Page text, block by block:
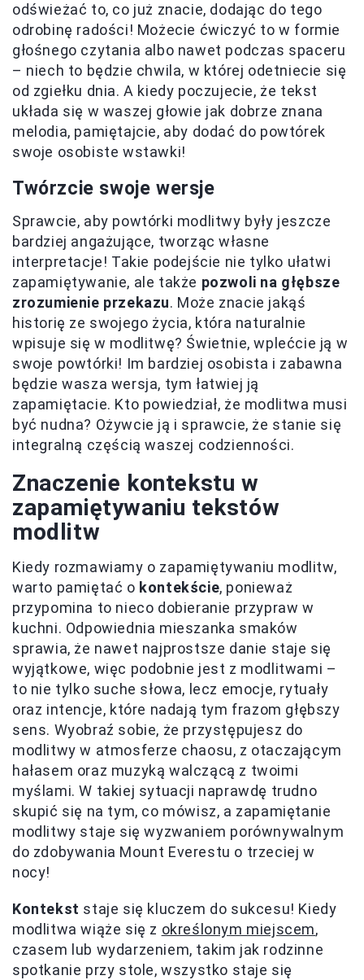
odświeżać to, co już znacie, dodając do tego
odrobinę radości! Możecie ćwiczyć to w formie
głośnego czytania albo nawet podczas spaceru
– niech to będzie chwila, w której odetniecie się
od zgiełku dnia. A kiedy poczujecie, że tekst
układa się w waszej głowie jak dobrze znana
melodia, pamiętajcie, aby dodać do powtórek
swoje osobiste wstawki!
Twórzcie swoje wersje
Sprawcie, aby powtórki modlitwy były jeszcze
bardziej angażujące, tworząc własne
interpretacje! Takie podejście nie tylko ułatwi
zapamiętywanie, ale także pozwoli na głębsze
zrozumienie przekazu. Może znacie jakąś
historię ze swojego życia, która naturalnie
wpisuje się w modlitwę? Świetnie, wplećcie ją w
swoje powtórki! Im bardziej osobista i zabawna
będzie wasza wersja, tym łatwiej ją
zapamiętacie. Kto powiedział, że modlitwa musi
być nudna? Ożywcie ją i sprawcie, że stanie się
integralną częścią waszej codzienności.
Znaczenie kontekstu w
zapamiętywaniu tekstów
modlitw
Kiedy rozmawiamy o zapamiętywaniu modlitw,
warto pamiętać o kontekście, ponieważ
przypomina to nieco dobieranie przypraw w
kuchni. Odpowiednia mieszanka smaków
sprawia, że nawet najprostsze danie staje się
wyjątkowe, więc podobnie jest z modlitwami –
to nie tylko suche słowa, lecz emocje, rytuały
oraz intencje, które nadają tym frazom głębszy
sens. Wyobraź sobie, że przystępujesz do
modlitwy w atmosferze chaosu, z otaczającym
hałasem oraz muzyką walczącą z twoimi
myślami. W takiej sytuacji naprawdę trudno
skupić się na tym, co mówisz, a zapamiętanie
modlitwy staje się wyzwaniem porównywalnym
do zdobywania Mount Everestu o trzeciej w
nocy!
Kontekst staje się kluczem do sukcesu! Kiedy
modlitwa wiąże się z określonym miejscem,
czasem lub wydarzeniem, takim jak rodzinne
spotkanie przy stole, wszystko staje się